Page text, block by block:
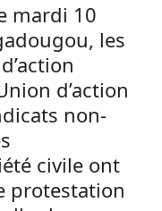
mardi 10
les
d’action
non-
civile ont
protestation